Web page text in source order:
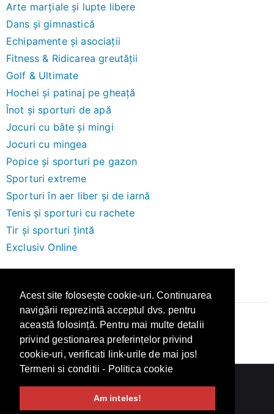
Acest site folosește cookie-uri. Continuarea
navigării reprezintă acceptul dvs. pentru
această folosință. Pentru mai multe detalii
privind gestionarea preferințelor privind
cookie-uri, verificati link-urile de mai jos!
Termeni si conditii - Politica cookie
Am inteles!
Arte marțiale și lupte libere
Dans și gimnastică
Echipamente și asociații
Fitness & Ridicarea greutății
Golf & Ultimate
Hochei și patinaj pe gheață
Înot și sporturi de apă
Jocuri cu bâte și mingi
Jocuri cu mingea
Popice și sporturi pe gazon
Sporturi extreme
Sporturi în aer liber și de iarnă
Tenis și sporturi cu rachete
Tir și sporturi țintă
Exclusiv Online
Brand-uri
Altex
Copyright © 2026Recenzii.
Termeni si Conditii
Politica de confidentialitate